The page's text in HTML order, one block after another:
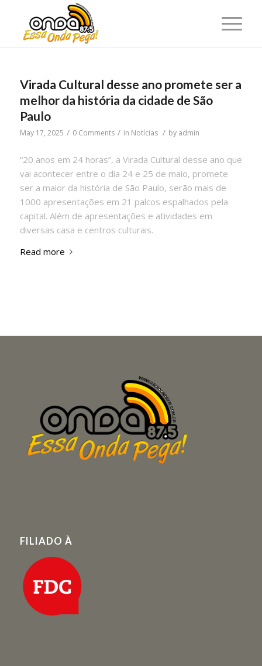
Virada Cultural desse ano promete ser a
melhor da história da cidade de São
Paulo
May 17, 2025 / 0 Comments / in Notícias / by admin
“20 anos em 24 horas”, a Virada Cultural desse ano que
vai acontecer entre o dia 24 e 25 de maio, promete
ser a maior da história de São Paulo, serão mais de
1000 apresentações em 21 palcos espalhados pela
capital. Além de apresentações e atividades em
diversas casa e centros culturais.
Read more
FILIADO À